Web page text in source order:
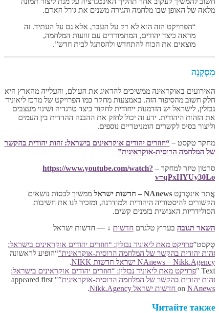
מלאה של האופן שבו מלחמה והגירה משנים את גורל האדם.
“הפרויקט הזה הוא לא רק על העבר, אלא גם על העתיד. זה
מראה כיצד יהודים, המתמודדים עם זוועות המלחמה,
מוצאים את הכוח להתחדש ולהסתגל לבית חדש”.
מַסְקָנָה
האירועים באוקראינה ממשיכים להדאיג את העולם, והעלייה מהארץ היא
חלק חשוב מהסיפור הזה. באמצעות מחקר כמו הפרויקט של מרכז ליאוניד
נבזלין, לישראל יש הזדמנות ייחודית לחקור כיצד טרגדיה ושינוי מעצבים
את הזהות היהודית. ידע זה יכול לחזק את ההבנה ההדדית בין העמים
וליצור בסיס לקשרים הומניטריים נוספים.
מחקר טקסט – “חוזרים יהודים אוקראינים בישראל: זהות יהודית בהקשר
של המלחמה הרוסית-אוקראינית”
סרטון טיזר למחקר – https://www.youtube.com/watch?
v=qPxHYUy30Lo
אֲתַר אִינטֶרנֶט NAnews – חדשות ישראל
ממשיך לכסות נושאים
הקשורים להיסטוריה היהודית ולמודרנה, ומזכיר לנו את חשיבות
הסולידריות האנושית בזמנים קשים.
השאר תגובה בערוץ טלגרם חדשות ↓ — חדשות ישראל
טֶקסט”פרויקט מאת ליאוניד נבזלין: “חוזרים יהודים אוקראינים בישראל:
זהות יהודית בהקשר של המלחמה הרוסית-אוקראינית”“הופיע לראשונה
NAnews – Nikk.Agency ישראל חדשות NIKK
.
Text "
פרויקט מאת ליאוניד נבזלין: “חוזרים יהודים אוקראינים בישראל:
זהות יהודית בהקשר של המלחמה הרוסית-אוקראינית”
" appeared first
on NAnews חדשות ישראל Nikk.Agency .
Читайте также